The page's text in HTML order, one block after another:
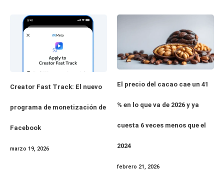
Creator Fast Track: El nuevo
programa de monetización de
Facebook
marzo 19, 2026
El precio del cacao cae un 41
% en lo que va de 2026 y ya
cuesta 6 veces menos que el
2024
febrero 21, 2026